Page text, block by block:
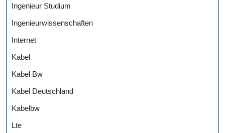
Ingenieur Studium
Ingenieurwissenschaften
Internet
Kabel
Kabel Bw
Kabel Deutschland
Kabelbw
Lte